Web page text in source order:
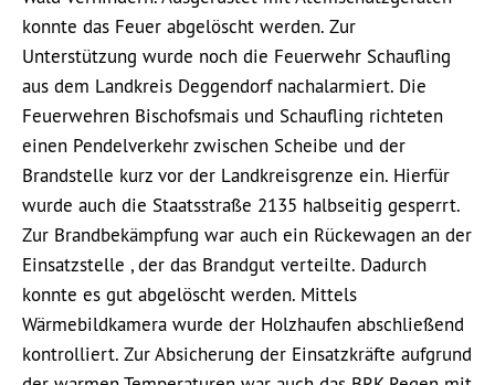
konnte das Feuer abgelöscht werden. Zur
Unterstützung wurde noch die Feuerwehr Schaufling
aus dem Landkreis Deggendorf nachalarmiert. Die
Feuerwehren Bischofsmais und Schaufling richteten
einen Pendelverkehr zwischen Scheibe und der
Brandstelle kurz vor der Landkreisgrenze ein. Hierfür
wurde auch die Staatsstraße 2135 halbseitig gesperrt.
Zur Brandbekämpfung war auch ein Rückewagen an der
Einsatzstelle , der das Brandgut verteilte. Dadurch
konnte es gut abgelöscht werden. Mittels
Wärmebildkamera wurde der Holzhaufen abschließend
kontrolliert. Zur Absicherung der Einsatzkräfte aufgrund